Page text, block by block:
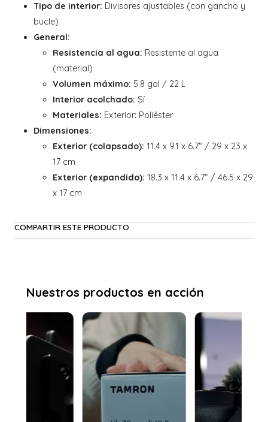
Tipo de interior: Divisores ajustables (con gancho y
bucle)
General:
Resistencia al agua: Resistente al agua
(material)
Volumen máximo: 5.8 gal / 22 L
Interior acolchado: Sí
Materiales: Exterior: Poliéster
Dimensiones:
Exterior (colapsado): 11.4 x 9.1 x 6.7" / 29 x 23 x
17 cm
Exterior (expandido): 18.3 x 11.4 x 6.7" / 46.5 x 29
x 17 cm
COMPARTIR ESTE PRODUCTO